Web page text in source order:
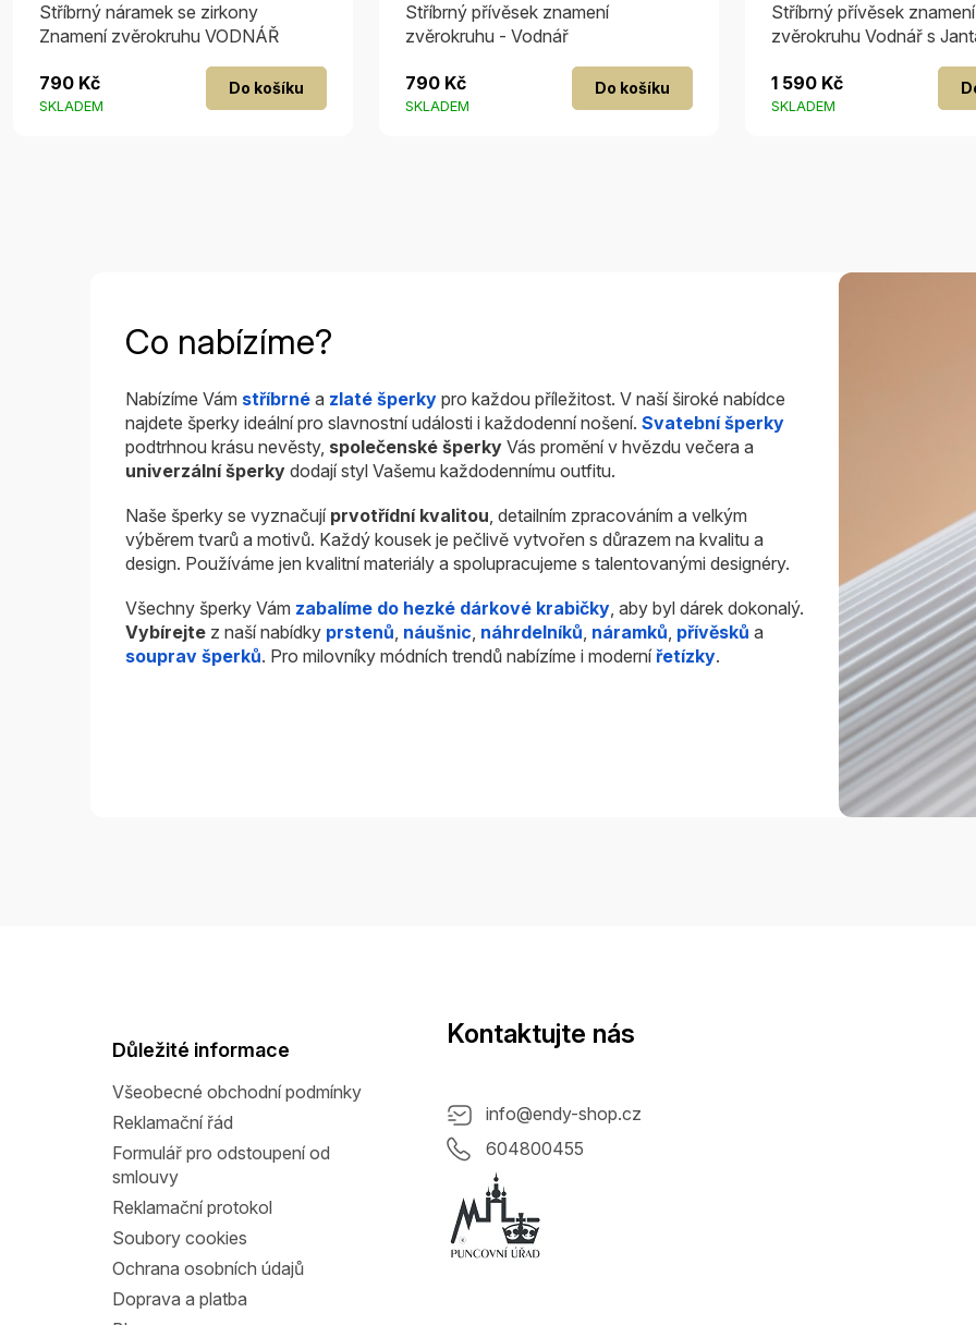
Stříbrný náramek se zirkony
Znamení zvěrokruhu VODNÁŘ
SKLADEM
790 Kč Do košíku
Stříbrný přívěsek znamení
zvěrokruhu - Vodnář
SKLADEM
790 Kč Do košíku
Stříbrný přívěsek znamení
zvěrokruhu Vodnář s
SKLADEM
1 590 Kč
Co nabízíme?
Nabízíme Vám stříbrné a zlaté šperky pro každou příležitost. V naší široké nabídce
najdete šperky ideální pro slavnostní události i každodenní nošení. Svatební šperky
podtrhnou krásu nevěsty, společenské šperky Vás promění v hvězdu večera a
univerzální šperky dodají styl Vašemu každodennímu outfitu.
Naše šperky se vyznačují prvotřídní kvalitou, detailním zpracováním a velkým
výběrem tvarů a motivů. Každý kousek je pečlivě vytvořen s důrazem na kvalitu a
design. Používáme jen kvalitní materiály a spolupracujeme s talentovanými designéry.
Všechny šperky Vám zabalíme do hezké dárkové krabičky, aby byl dárek dokonalý.
Vybírejte z naší nabídky prstenů, náušnic, náhrdelníků, náramků, přívěsků a
souprav šperků. Pro milovníky módních trendů nabízíme i modernířetízky.
Důležité informace
Všeobecné obchodní podmínky
Reklamační řád
Formulář pro odstoupení od
smlouvy
Reklamační protokol
Soubory cookies
Ochrana osobních údajů
Doprava a platba
Kontaktujte nás
info@endy-shop.cz
604800455